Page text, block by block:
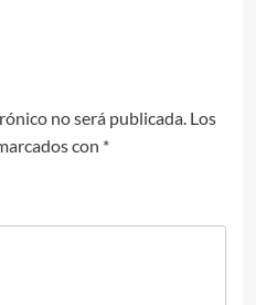
no será publicada. Los
con *